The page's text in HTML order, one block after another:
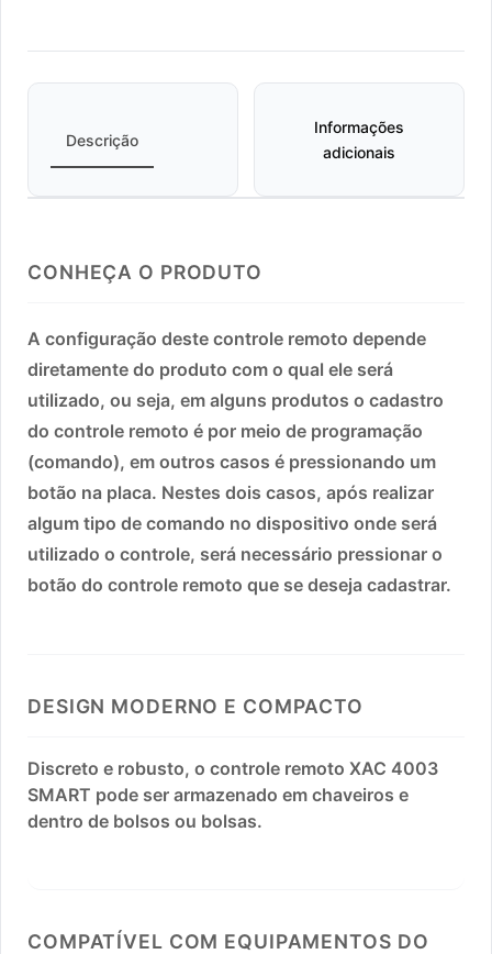
Descrição
Informações
adicionais
CONHEÇA O PRODUTO
A configuração deste controle remoto depende
diretamente do produto com o qual ele será
utilizado, ou seja, em alguns produtos o cadastro
do controle remoto é por meio de programação
(comando), em outros casos é pressionando um
botão na placa. Nestes dois casos, após realizar
algum tipo de comando no dispositivo onde será
utilizado o controle, será necessário pressionar o
botão do controle remoto que se deseja cadastrar.
DESIGN MODERNO E COMPACTO
Discreto e robusto, o controle remoto XAC 4003
SMART pode ser armazenado em chaveiros e
dentro de bolsos ou bolsas.
COMPATÍVEL COM EQUIPAMENTOS DO